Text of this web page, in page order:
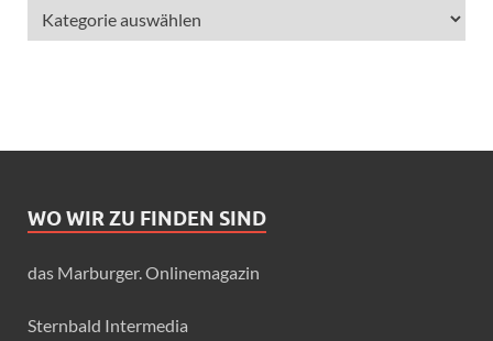
WO WIR ZU FINDEN SIND
das Marburger. Onlinemagazin
Sternbald Intermedia